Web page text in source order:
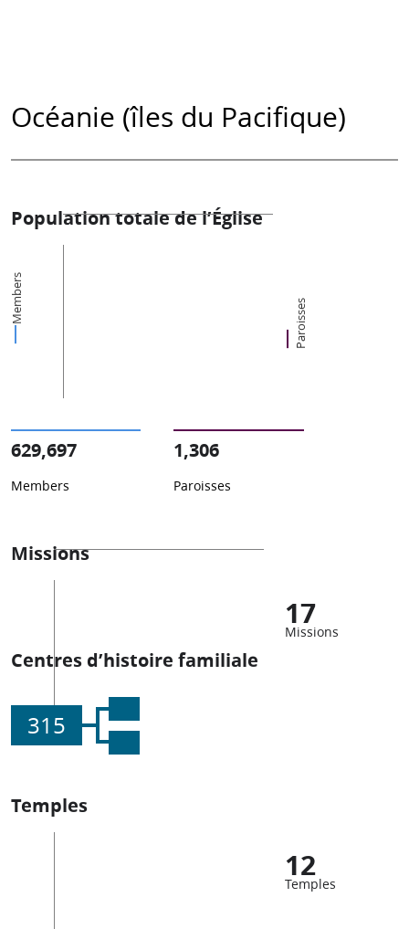
Océanie (îles du Pacifique)
Population totale de l’Église
Members Paroisses
629,697
Members
1,306
Paroisses
Missions
17
Missions
Centres d’histoire familiale
315
Temples
12
Temples